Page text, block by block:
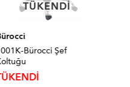
TÜKENDI
TÜKENDI
Bürocci Şef